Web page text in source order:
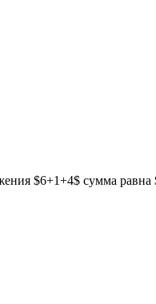
$6+1+4$ сумма равна